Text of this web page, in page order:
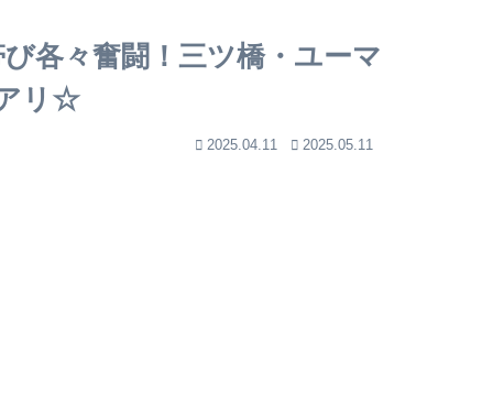
各々奮闘！三ツ橋・ユーマ
リ☆
2025.04.11 2025.05.11